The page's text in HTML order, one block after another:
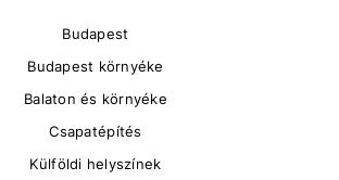
Budapest
Budapest környéke
Balaton és környéke
Csapatépítés
Külföldi helyszínek